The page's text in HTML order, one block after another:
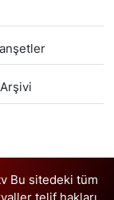
Bu sitedeki tüm